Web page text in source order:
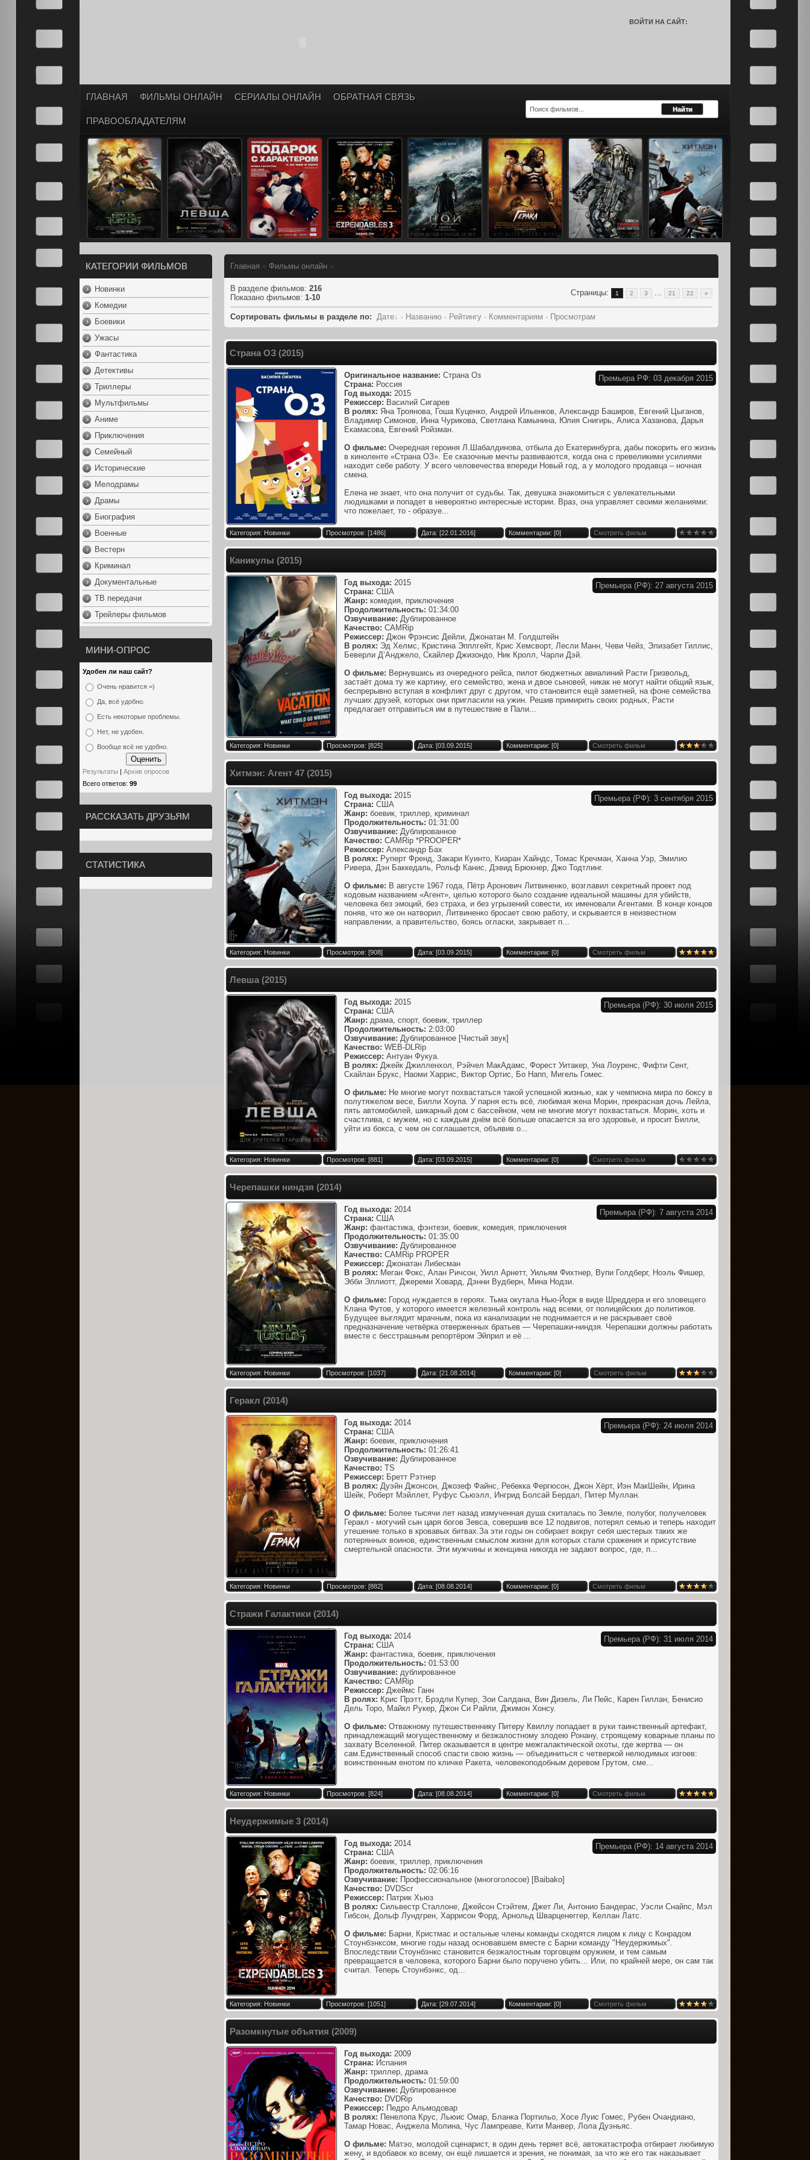
ВОЙТИ НА САЙТ:
ГЛАВНАЯ ФИЛЬМЫ ОНЛАЙН СЕРИАЛЫ ОНЛАЙН ОБРАТНАЯ СВЯЗЬ
ПРАВООБЛАДАТЕЛЯМ
КАТЕГОРИИ ФИЛЬМОВ
Новинки
Комедии
Боевики
Ужасы
Фантастика
Детективы
Триллеры
Мультфильмы
Аниме
Приключения
Семейный
Исторические
Мелодрамы
Драмы
Биография
Военные
Вестерн
Криминал
Документальные
ТВ передачи
Трейлеры фильмов
МИНИ-ОПРОС
Удобен ли наш сайт?
Очень нравится =)
Да, всё удобно.
Есть некоторые проблемы.
Нет, не удобен.
Вообще всё не удобно.
Результаты
Архив опросов
Всего ответов: 99
РАССКАЗАТЬ ДРУЗЬЯМ
СТАТИСТИКА
Главная » Фильмы онлайн »
В разделе фильмов: 216
Показано фильмов: 1-10
Страницы: 1 2 3 ... 21 22 »
Сортировать фильмы в разделе по: Дате · Названию · Рейтингу · Комментариям · Просмотрам
Страна ОЗ (2015)
Премьера РФ: 03 декабря 2015
Оригинальное название: Страна Оз
Страна: Россия
Год выхода: 2015
Режиссер: Василий Сигарев
В ролях: Яна Троянова, Гоша Куценко, Андрей Ильенков, Александр Баширов, Евгений Цыганов,
Владимир Симонов, Инна Чурикова, Светлана Камынина, Юлия Снигирь, Алиса Хазанова, Дарья
Екамасова, Евгений Ройзман.
О фильме: Очередная героиня Л.Шабалдинова, отбыла до Екатеринбурга, дабы покорить его жизнь
в киноленте «Страна ОЗ». Ее сказочные мечты развиваются, когда она с превеликими усилиями
находит себе работу. У всего человечества впереди Новый год, а у молодого продавца – ночная
смена.
Елена не знает, что она получит от судьбы. Так, девушка знакомиться с увлекательными
людишками и попадет в невероятно интересные истории. Враз, она управляет своими желаниями:
что пожелает, то - образуе...
Категория: Новинки Просмотров: [1486] Дата: [22.01.2016] Комментарии: [0] Смотреть фильм
Каникулы (2015)
Премьера (РФ): 27 августа 2015
Год выхода: 2015
Страна: США
Жанр: комедия, приключения
Продолжительность: 01:34:00
Озвучивание: Дублированное
Качество: CAMRip
Режиссер: Джон Фрэнсис Дейли, Джонатан М. Голдштейн
В ролях: Эд Хелмс, Кристина Эпплгейт, Крис Хемсворт, Лесли Манн, Чеви Чейз, Элизабет Гиллис,
Беверли Д’Анджело, Скайлер Джизондо, Ник Кролл, Чарли Дэй.
О фильме: Вернувшись из очередного рейса, пилот бюджетных авиалиний Расти Гризвольд,
застаёт дома ту же картину, его семейство, жена и двое сыновей, никак не могут найти общий язык,
беспрерывно вступая в конфликт друг с другом, что становится ещё заметней, на фоне семейства
лучших друзей, которых они пригласили на ужин. Решив примирить своих родных, Расти
предлагает отправиться им в путешествие в Пали...
Категория: Новинки Просмотров: [825] Дата: [03.09.2015] Комментарии: [0] Смотреть фильм
Хитмэн: Агент 47 (2015)
Премьера (РФ): 3 сентября 2015
Год выхода: 2015
Страна: США
Жанр: боевик, триллер, криминал
Продолжительность: 01:31:00
Озвучивание: Дублированное
Качество: CAMRip *PROOPER*
Режиссер: Александр Бах
В ролях: Руперт Френд, Закари Куинто, Киаран Хайндс, Томас Кречман, Ханна Уэр, Эмилио
Ривера, Дэн Баккедаль, Рольф Канис, Дэвид Брюкнер, Джо Тодтлинг.
О фильме: В августе 1967 года, Пётр Аронович Литвиненко, возглавил секретный проект под
кодовым названием «Агент», целью которого было создание идеальной машины для убийств,
человека без эмоций, без страха, и без угрызений совести, их именовали Агентами. В конце концов
поняв, что же он натворил, Литвиненко бросает свою работу, и скрывается в неизвестном
направлении, а правительство, боясь огласки, закрывает п...
Категория: Новинки Просмотров: [908] Дата: [03.09.2015] Комментарии: [0] Смотреть фильм
Левша (2015)
Премьера (РФ): 30 июля 2015
Год выхода: 2015
Страна: США
Жанр: драма, спорт, боевик, триллер
Продолжительность: 2:03:00
Озвучивание: Дублированное [Чистый звук]
Качество: WEB-DLRip
Режиссер: Антуан Фукуа.
В ролях: Джейк Джилленхол, Рэйчел МакАдамс, Форест Уитакер, Уна Лоуренс, Фифти Сент,
Скайлан Брукс, Наоми Харрис, Виктор Ортис, Бо Напп, Мигель Гомес.
О фильме: Не многие могут похвастаться такой успешной жизнью, как у чемпиона мира по боксу в
полутяжелом весе, Билли Хоупа. У парня есть всё, любимая жена Морин, прекрасная дочь Лейла,
пять автомобилей, шикарный дом с бассейном, чем не многие могут похвастаться. Морин, хоть и
счастлива, с мужем, но с каждым днём всё больше опасается за его здоровье, и просит Билли,
уйти из бокса, с чем он соглашается, объявив о...
Категория: Новинки Просмотров: [881] Дата: [03.09.2015] Комментарии: [0] Смотреть фильм
Черепашки ниндзя (2014)
Премьера (РФ): 7 августа 2014
Год выхода: 2014
Страна: США
Жанр: фантастика, фэнтези, боевик, комедия, приключения
Продолжительность: 01:35:00
Озвучивание: Дублированное
Качество: CAMRip PROPER
Режиссер: Джонатан Либесман
В ролях: Меган Фокс, Алан Ричсон, Уилл Арнетт, Уильям Фихтнер, Вупи Голдберг, Ноэль Фишер,
Эбби Эллиотт, Джереми Ховард, Дэнни Вудберн, Мина Нодзи.
О фильме: Город нуждается в героях. Тьма окутала Нью-Йорк в виде Шреддера и его зловещего
Клана Футов, у которого имеется железный контроль над всеми, от полицейских до политиков.
Будущее выглядит мрачным, пока из канализации не поднимается и не раскрывает своё
предназначение четвёрка отверженных братьев — Черепашки-ниндзя. Черепашки должны работать
вместе с бесстрашным репортёром Эйприл и её ...
Категория: Новинки Просмотров: [1037] Дата: [21.08.2014] Комментарии: [0] Смотреть фильм
Геракл (2014)
Премьера (РФ): 24 июля 2014
Год выхода: 2014
Страна: США
Жанр: боевик, приключения
Продолжительность: 01:26:41
Озвучивание: Дублированное
Качество: TS
Режиссер: Бретт Рэтнер
В ролях: Дуэйн Джонсон, Джозеф Файнс, Ребекка Фергюсон, Джон Хёрт, Иэн МакШейн, Ирина
Шейк, Роберт Мэйллет, Руфус Сьюэлл, Ингрид Болсай Бердал, Питер Муллан.
О фильме: Более тысячи лет назад измученная душа скиталась по Земле, полубог, получеловек
Геракл - могучий сын царя богов Зевса, совершив все 12 подвигов, потерял семью и теперь находит
утешение только в кровавых битвах.За эти годы он собирает вокруг себя шестерых таких же
потерянных воинов, единственным смыслом жизни для которых стали сражения и присутствие
смертельной опасности. Эти мужчины и женщина никогда не задают вопрос, где, п...
Категория: Новинки Просмотров: [882] Дата: [08.08.2014] Комментарии: [0] Смотреть фильм
Стражи Галактики (2014)
Премьера (РФ): 31 июля 2014
Год выхода: 2014
Страна: США
Жанр: фантастика, боевик, приключения
Продолжительность: 01:53:00
Озвучивание: дублированное
Качество: CAMRip
Режиссер: Джеймс Ганн
В ролях: Крис Прэтт, Брэдли Купер, Зои Салдана, Вин Дизель, Ли Пейс, Карен Гиллан, Бенисио
Дель Торо, Майкл Рукер, Джон Си Райли, Джимон Хонсу.
О фильме: Отважному путешественнику Питеру Квиллу попадает в руки таинственный артефакт,
принадлежащий могущественному и безжалостному злодею Ронану, строящему коварные планы по
захвату Вселенной. Питер оказывается в центре межгалактической охоты, где жертва — он
сам.Единственный способ спасти свою жизнь — объединиться с четверкой нелюдимых изгоев:
воинственным енотом по кличке Ракета, человекоподобным деревом Грутом, сме...
Категория: Новинки Просмотров: [824] Дата: [08.08.2014] Комментарии: [0] Смотреть фильм
Неудержимые 3 (2014)
Премьера (РФ): 14 августа 2014
Год выхода: 2014
Страна: США
Жанр: боевик, триллер, приключения
Продолжительность: 02:06:16
Озвучивание: Профессиональное (многоголосое) [Baibako]
Качество: DVDScr
Режиссер: Патрик Хьюз
В ролях: Сильвестр Сталлоне, Джейсон Стэйтем, Джет Ли, Антонио Бандерас, Уэсли Снайпс, Мэл
Гибсон, Дольф Лундгрен, Харрисон Форд, Арнольд Шварценеггер, Келлан Латс.
О фильме: Барни, Кристмас и остальные члены команды сходятся лицом к лицу с Конрадом
Стоунбэнксом, многие годы назад основавшем вместе с Барни команду "Неудержимых".
Впоследствии Стоунбэнкс становится безжалостным торговцем оружием, и тем самым
превращается в человека, которого Барни было поручено убить… Или, по крайней мере, он сам так
считал. Теперь Стоунбэнкс, од...
Категория: Новинки Просмотров: [1051] Дата: [29.07.2014] Комментарии: [0] Смотреть фильм
Разомкнутые объятия (2009)
Год выхода: 2009
Страна: Испания
Жанр: триллер, драма
Продолжительность: 01:59:00
Озвучивание: Дублированное
Качество: DVDRip
Режиссер: Педро Альмодовар
В ролях: Пенелопа Крус, Льюис Омар, Бланка Портильо, Хосе Луис Гомес, Рубен Очандиано,
Тамар Новас, Анджела Молина, Чус Лампреаве, Кити Манвер, Лола Дуэньяс.
О фильме: Матэо, молодой сценарист, в один день теряет всё, автокатастрофа отбирает любимую
жену, и вдобавок ко всему, он ещё лишается и зрения, не понимая, за что же его так наказывает